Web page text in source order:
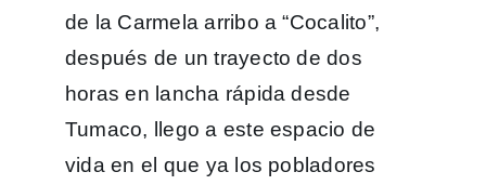
de la Carmela arribo a “Cocalito”,
después de un trayecto de dos
horas en lancha rápida desde
Tumaco, llego a este espacio de
vida en el que ya los pobladores